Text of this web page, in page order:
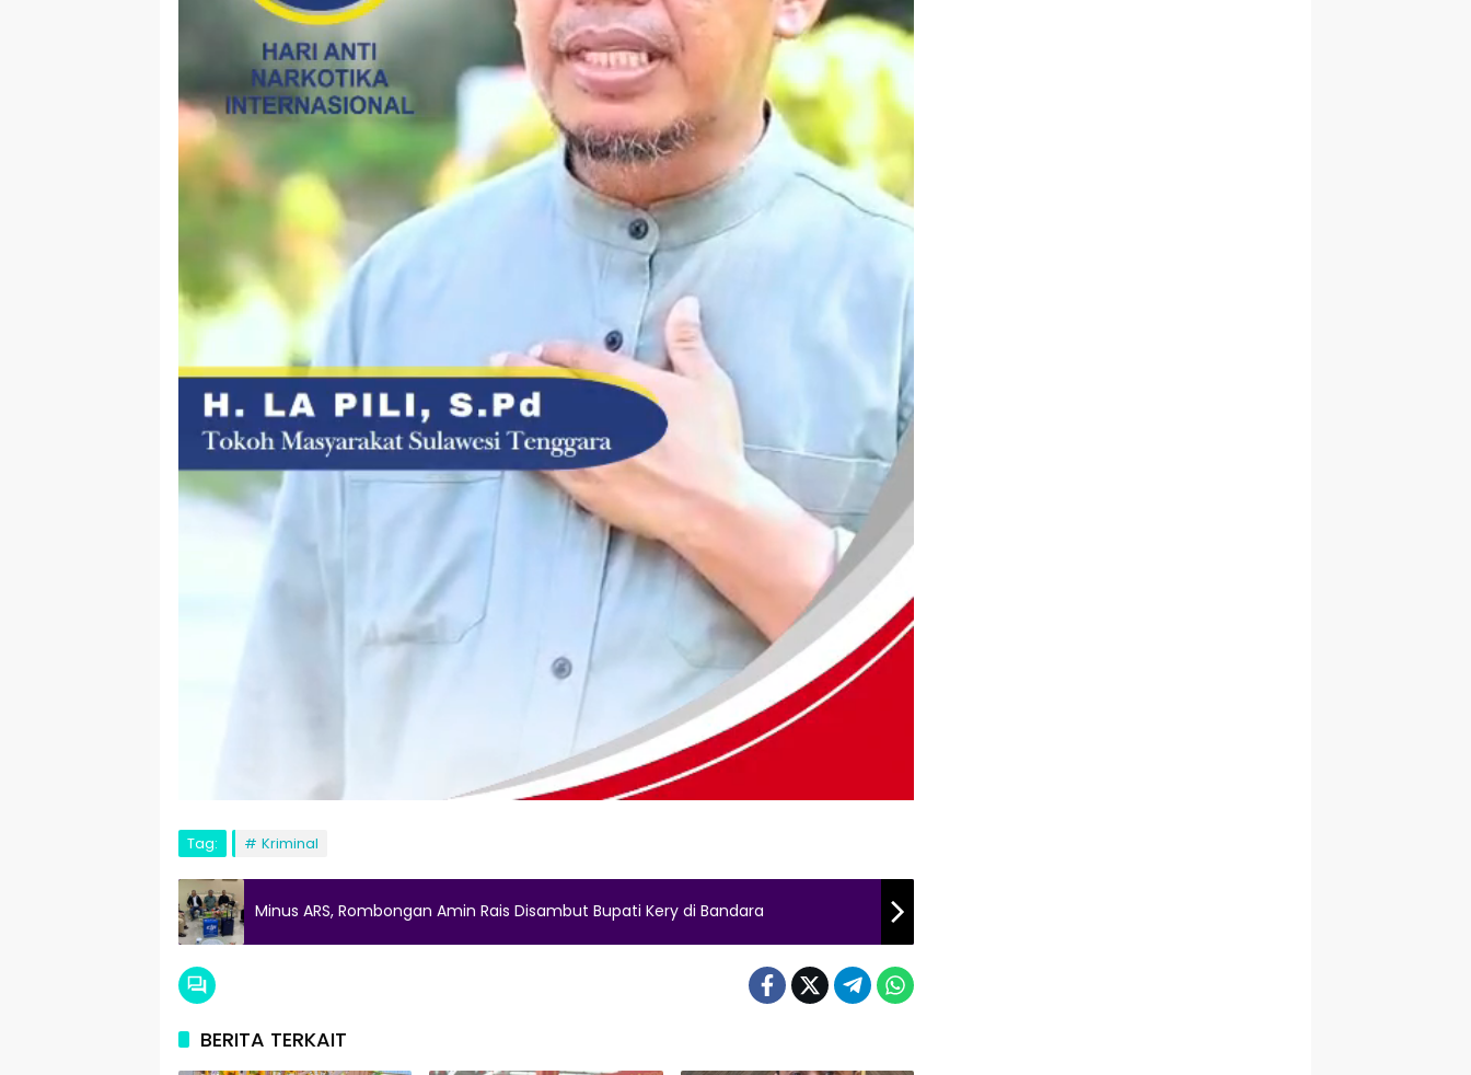
Tag: Kriminal
Minus ARS, Rombongan Amin Rais Disambut Bupati Kery di Bandara
BERITA TERKAIT